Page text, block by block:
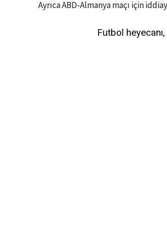
Ayrıca ABD-Almanya maçı için
Futbol